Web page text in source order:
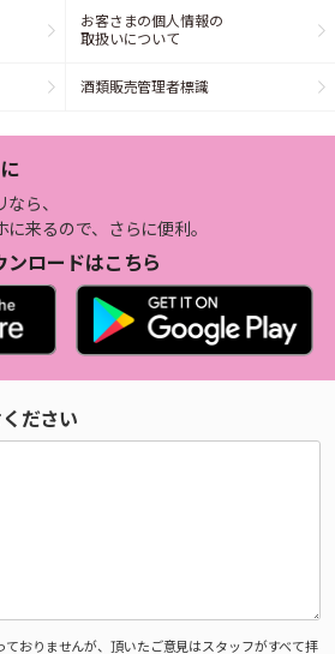
お客さまの個人情報の
取扱いについて
酒類販売管理者標識
ら、
来るので、さらに便利。
ンロードはこちら
ださい
ておりませんが、頂いたご意見はスタッフがすべて拝